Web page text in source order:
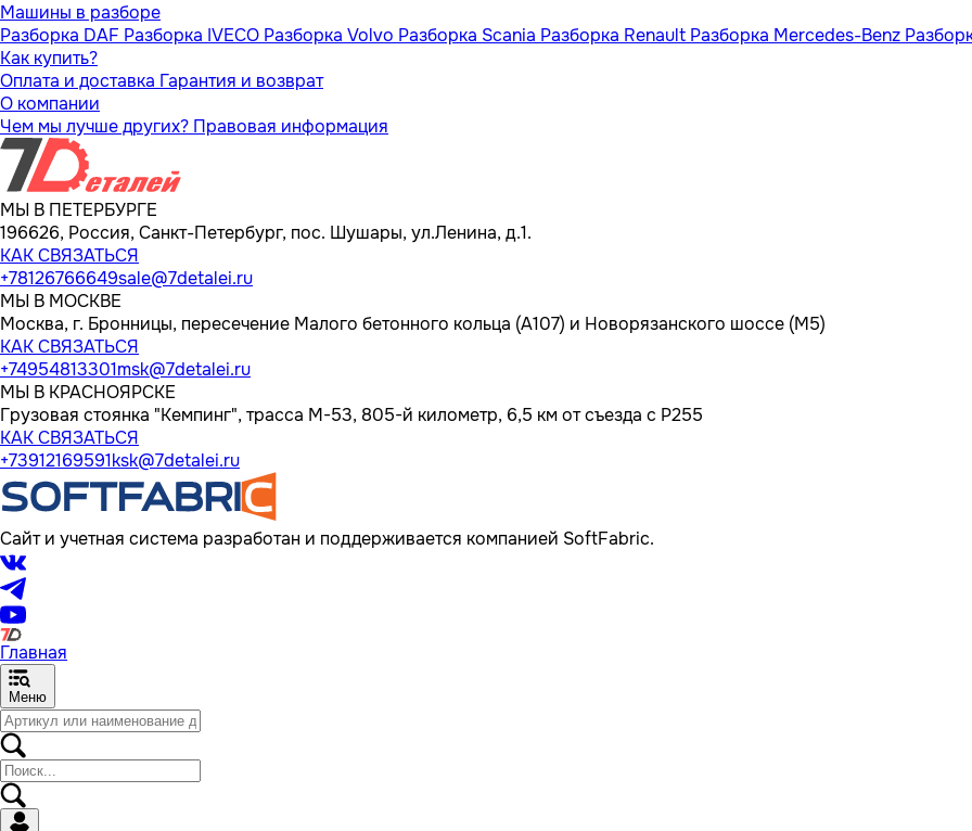
Машины в разборе
Разборка DAF Разборка IVECO Разборка Volvo Разборка Scania Разборка Renault Разборка Mercedes-Benz
Как купить?
Оплата и доставка Гарантия и возврат
О компании
Чем мы лучше других? Правовая информация
МЫ В ПЕТЕРБУРГЕ
196626, Россия, Санкт-Петербург, пос. Шушары, ул.Ленина, д.1.
КАК СВЯЗАТЬСЯ
+78126766649sale@7detalei.ru
МЫ В МОСКВЕ
Москва, г. Бронницы, пересечение Малого бетонного кольца (А107) и Новорязанского шоссе (М5)
КАК СВЯЗАТЬСЯ
+74954813301msk@7detalei.ru
МЫ В КРАСНОЯРСКЕ
Грузовая стоянка "Кемпинг", трасса M-53, 805-й километр, 6,5 км от съезда с Р255
КАК СВЯЗАТЬСЯ
+73912169591ksk@7detalei.ru
Сайт и учетная система разработан и поддерживается компанией SoftFabric.
Главная
Меню